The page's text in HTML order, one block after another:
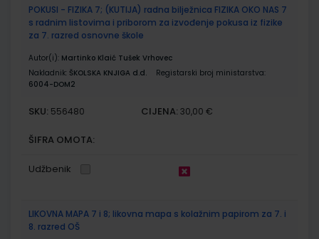
POKUSI - FIZIKA 7; (KUTIJA) radna bilježnica FIZIKA OKO NAS 7
s radnim listovima i priborom za izvođenje pokusa iz fizike
za 7. razred osnovne škole
Autor(i): Martinko Klaić Tušek Vrhovec
Nakladnik: ŠKOLSKA KNJIGA d.d.
Registarski broj ministarstva:
6004-DOM2
SKU: 556480 CIJENA: 30,00 €
ŠIFRA OMOTA:
Udžbenik
LIKOVNA MAPA 7 i 8; likovna mapa s kolažnim papirom za 7. i
8. razred OŠ